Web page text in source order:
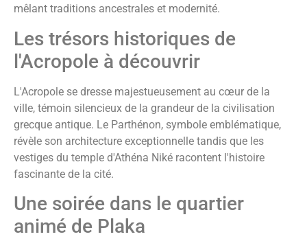
mêlant traditions ancestrales et modernité.
Les trésors historiques de
l'Acropole à découvrir
L'Acropole se dresse majestueusement au cœur de la
ville, témoin silencieux de la grandeur de la civilisation
grecque antique. Le Parthénon, symbole emblématique,
révèle son architecture exceptionnelle tandis que les
vestiges du temple d'Athéna Niké racontent l'histoire
fascinante de la cité.
Une soirée dans le quartier
animé de Plaka